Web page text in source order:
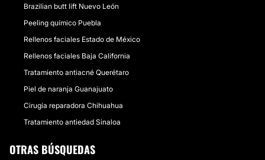
Brazilian butt lift Nuevo León
Peeling químico Puebla
Rellenos faciales Estado de México
Rellenos faciales Baja California
Tratamiento antiacné Querétaro
Piel de naranja Guanajuato
Cirugía reparadora Chihuahua
Tratamiento antiedad Sinaloa
OTRAS BÚSQUEDAS